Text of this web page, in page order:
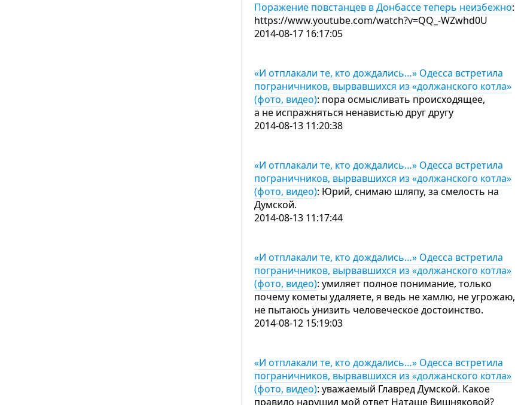
Поражение повстанцев в Донбассе теперь неизбежно:
https://www.youtube.com/watch?v=QQ_-WZwhd0U
2014-08-17 16:17:05
«И отплакали те, кто дождались…» Одесса встретила
пограничников, вырвавшихся из «должанского котла»
(фото, видео): пора осмысливать происходящее,
а не испражняться ненавистью друг другу
2014-08-13 11:20:38
«И отплакали те, кто дождались…» Одесса встретила
пограничников, вырвавшихся из «должанского котла»
(фото, видео): Юрий, снимаю шляпу, за смелость на
Думской.
2014-08-13 11:17:44
«И отплакали те, кто дождались…» Одесса встретила
пограничников, вырвавшихся из «должанского котла»
(фото, видео): умиляет полное понимание, только
почему кометы удаляете, я ведь не хамлю, не угрожаю,
не пытаюсь унизить человеческое достоинство.
2014-08-12 15:19:03
«И отплакали те, кто дождались…» Одесса встретила
пограничников, вырвавшихся из «должанского котла»
(фото, видео): уважаемый Главред Думской. Какое
правило нарушил мой ответ Наташе Вишняковой?